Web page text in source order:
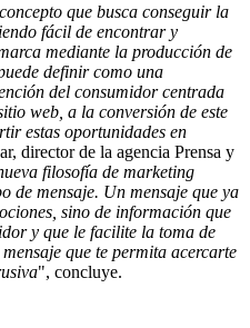
que busca conseguir la
fácil de encontrar y
mediante la producción de
definir como una
del consumidor centrada
web, a la conversión de este
estas oportunidades en
director de la agencia Prensa y
filosofía de marketing
de mensaje. Un mensaje que ya
sino de información que
y que le facilite la toma de
que te permita acercarte
", concluye.